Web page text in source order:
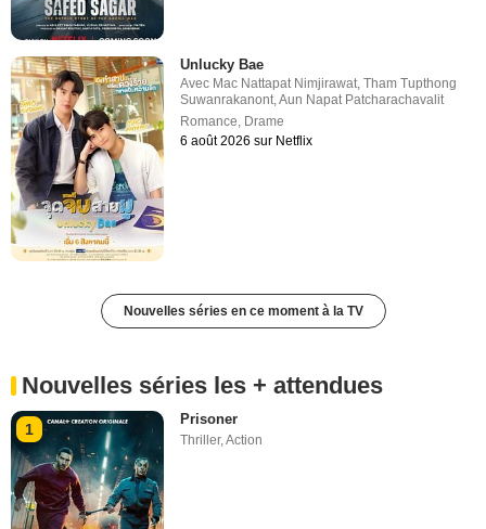
Unlucky Bae
Avec Mac Nattapat Nimjirawat,Tham Tupthong
Suwanrakanont,Aun Napat Patcharachavalit
Romance, Drame
6 août 2026 sur Netflix
Nouvelles séries en ce moment à la TV
Nouvelles séries les + attendues
1
Prisoner
Thriller,Action